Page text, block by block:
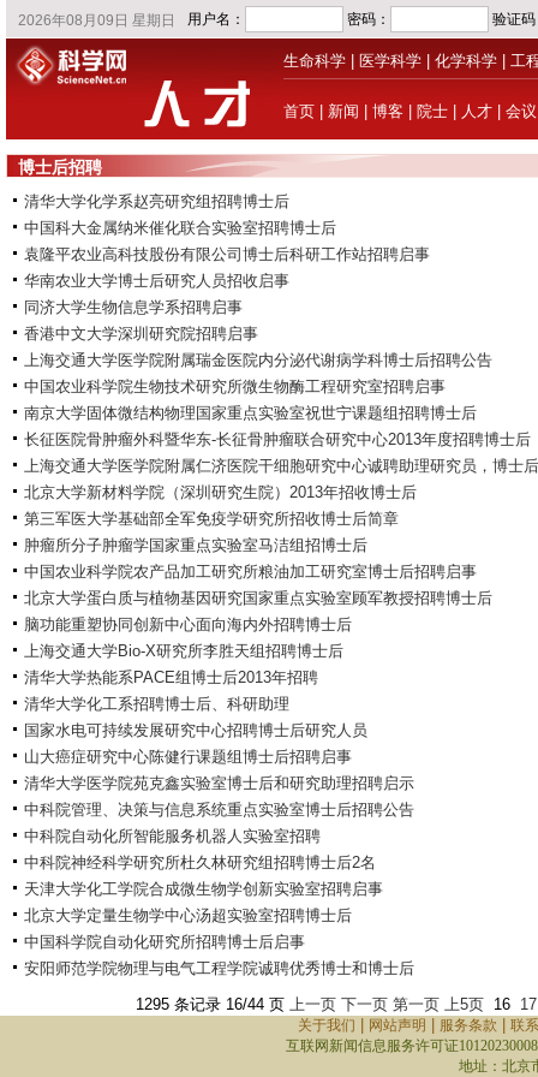
生命科学 医学科学 化学科学 工
首页 新闻 博客 院士 人才 会议
博士后招聘
清华大学化学系赵亮研究组招聘博士后
中国科大金属纳米催化联合实验室招聘博士后
袁隆平农业高科技股份有限公司博士后科研工作站招聘启事
华南农业大学博士后研究人员招收启事
同济大学生物信息学系招聘启事
香港中文大学深圳研究院招聘启事
上海交通大学医学院附属瑞金医院内分泌代谢病学科博士后招聘公告
中国农业科学院生物技术研究所微生物酶工程研究室招聘启事
南京大学固体微结构物理国家重点实验室祝世宁课题组招聘博士后
长征医院骨肿瘤外科暨华东-长征骨肿瘤联合研究中心2013年度招聘博士后
上海交通大学医学院附属仁济医院干细胞研究中心诚聘助理研究员，博士后
北京大学新材料学院（深圳研究生院）2013年招收博士后
第三军医大学基础部全军免疫学研究所招收博士后简章
肿瘤所分子肿瘤学国家重点实验室马洁组招博士后
中国农业科学院农产品加工研究所粮油加工研究室博士后招聘启事
北京大学蛋白质与植物基因研究国家重点实验室顾军教授招聘博士后
脑功能重塑协同创新中心面向海内外招聘博士后
上海交通大学Bio-X研究所李胜天组招聘博士后
清华大学热能系PACE组博士后2013年招聘
清华大学化工系招聘博士后、科研助理
国家水电可持续发展研究中心招聘博士后研究人员
山大癌症研究中心陈健行课题组博士后招聘启事
清华大学医学院苑克鑫实验室博士后和研究助理招聘启示
中科院管理、决策与信息系统重点实验室博士后招聘公告
中科院自动化所智能服务机器人实验室招聘
中科院神经科学研究所杜久林研究组招聘博士后2名
天津大学化工学院合成微生物学创新实验室招聘启事
北京大学定量生物学中心汤超实验室招聘博士后
中国科学院自动化研究所招聘博士后启事
安阳师范学院物理与电气工程学院诚聘优秀博士和博士后
1295 条记录 16/44 页 上一页 下一页 第一页 上5页 16
关于我们 网站声明 服务条款
联
互联网新闻信息服务许可证10120230008
地址：北京